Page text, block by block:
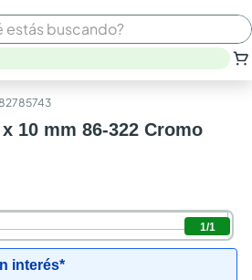
10 mm 86-322 Cromo
1/1
interés*